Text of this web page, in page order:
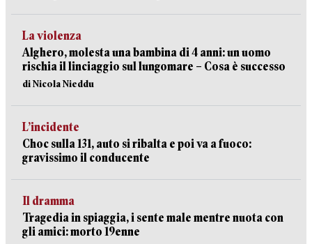
La violenza
Alghero, molesta una bambina di 4 anni: un uomo
rischia il linciaggio sul lungomare – Cosa è successo
di Nicola Nieddu
L’incidente
Choc sulla 131, auto si ribalta e poi va a fuoco:
gravissimo il conducente
Il dramma
Tragedia in spiaggia, i sente male mentre nuota con
gli amici: morto 19enne